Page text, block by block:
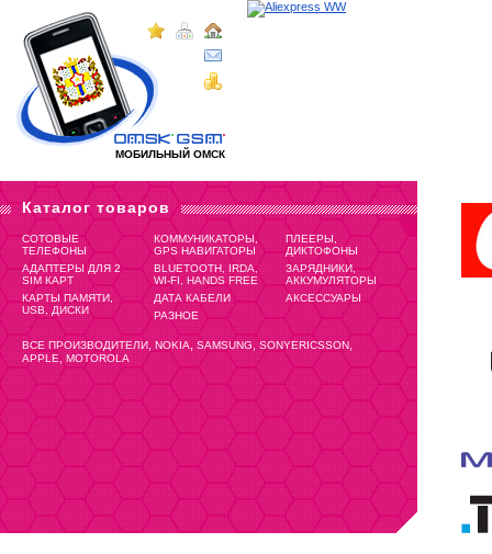
МОБИЛЬНЫЙ ОМСК
Каталог товаров
СОТОВЫЕ
ТЕЛЕФОНЫ
КОММУНИКАТОРЫ,
GPS НАВИГАТОРЫ
ПЛЕЕРЫ,
ДИКТОФОНЫ
АДАПТЕРЫ ДЛЯ 2
SIM КАРТ
BLUETOOTH, IRDA,
WI-FI, HANDS FREE
ЗАРЯДНИКИ,
АККУМУЛЯТОРЫ
КАРТЫ ПАМЯТИ,
USB, ДИСКИ
ДАТА КАБЕЛИ
АКСЕССУАРЫ
РАЗНОЕ
ВСЕ ПРОИЗВОДИТЕЛИ,NOKIA,SAMSUNG,SONYERICSSON,
APPLE,MOTOROLA